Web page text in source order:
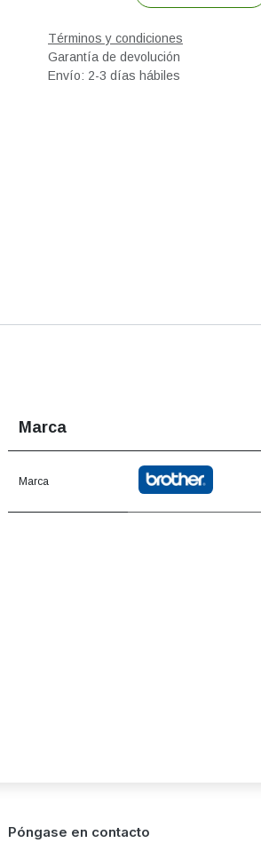
Términos y condiciones
Garantía de devolución
Envío: 2-3 días hábiles
Marca
Marca
Póngase en contacto